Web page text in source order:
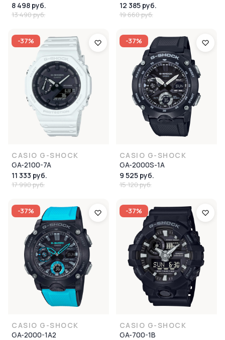
8 498 руб.
13 490 руб.
12 385 руб.
19 660 руб.
-37%
CASIO G-SHOCK
GA-2100-7A
11 333 руб.
17 990 руб.
-37%
CASIO G-SHOCK
GA-2000S-1A
9 525 руб.
15 120 руб.
-37%
CASIO G-SHOCK
GA-2000-1A2
-37%
CASIO G-SHOCK
GA-700-1B